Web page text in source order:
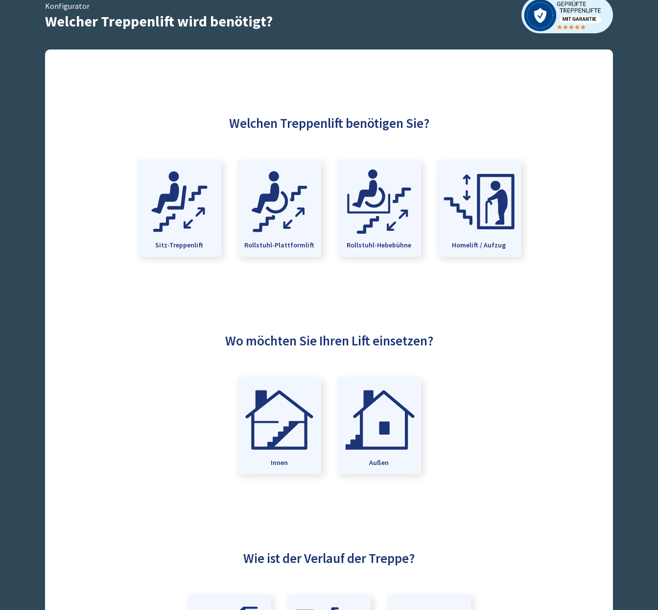
Konfigurator
Welcher Treppenlift wird benötigt?
Welchen Treppenlift benötigen Sie?
Sitz-Treppenlift Rollstuhl-Plattformlift Rollstuhl-Hebebühne Homelift / Aufzug
Wo möchten Sie Ihren Lift einsetzen?
Innen Außen
Wie ist der Verlauf der Treppe?